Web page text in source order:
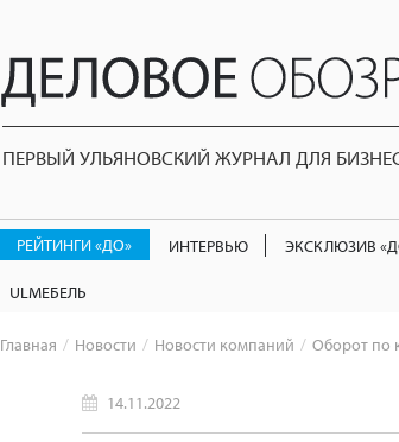
ПЕРВЫЙ УЛЬЯНОВСКИЙ ЖУРНАЛ ДЛЯ
РЕЙТИНГИ «ДО» ИНТЕРВЬЮ ЭКСКЛЮЗИВ
ULМЕБЕЛЬ
Главная Новости Новости компаний Оборот по
14.11.2022